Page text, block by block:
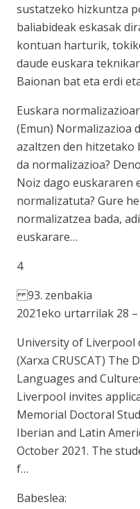
sustatzeko hizkuntza
baliabideak eskasak
kontuan harturik,
daude euskara
Baionan bat eta erdi
Euskara
(Emun) Normalizazioa
azaltzen den hitzetako
da normalizazioa?
Noiz dago euskararen
normalizatuta? Gure
normalizatzea bada,
euskarare…
4
93. zenbakia
2021eko urtarrilak 28
University of
(Xarxa CRUSCAT)
Languages and
Liverpool invites
Memorial Doctoral
Iberian and Latin
October 2021. The
f…
Babeslea: